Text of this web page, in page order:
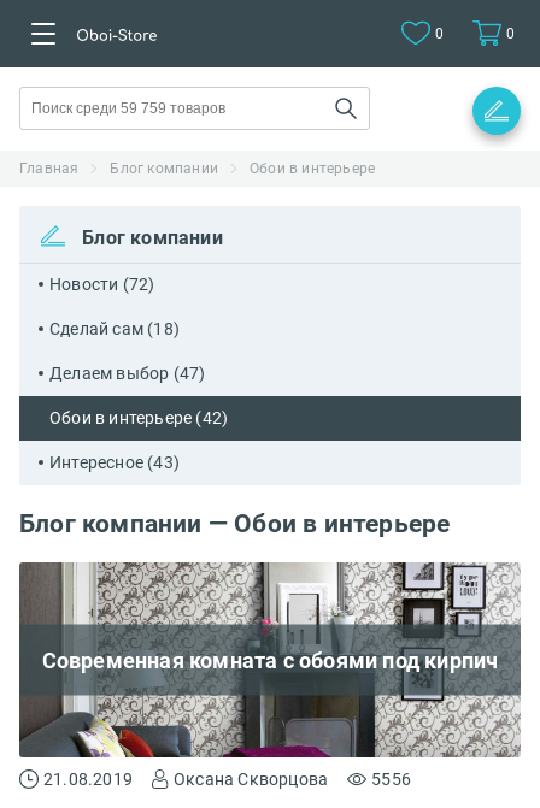
0 0
Главная Блог компании Обои в интерьере
Блог компании
Новости (72)
Сделай сам (18)
Делаем выбор (47)
Обои в интерьере (42)
Интересное (43)
Блог компании — Обои в интерьере
Современная комната с обоями под кирпич
21.08.2019 Оксана Скворцова 5556